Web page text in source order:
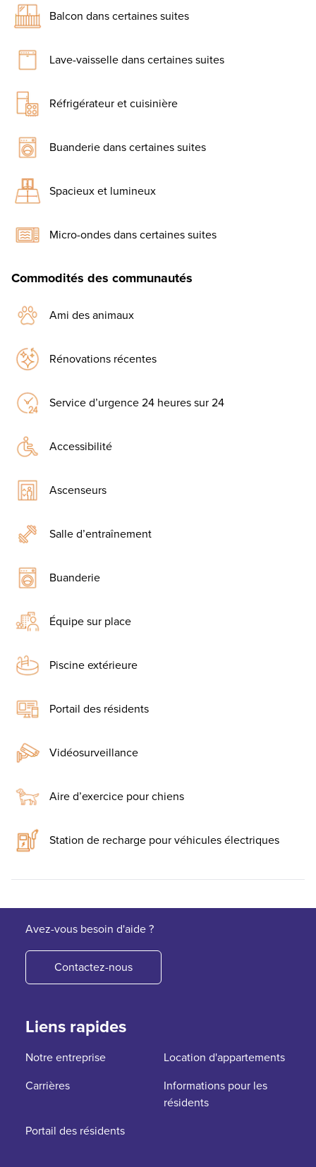
Balcon dans certaines suites
Lave-vaisselle dans certaines suites
Réfrigérateur et cuisinière
Buanderie dans certaines suites
Spacieux et lumineux
Micro-ondes dans certaines suites
Commodités des communautés
Ami des animaux
Rénovations récentes
Service d’urgence 24 heures sur 24
Accessibilité
Ascenseurs
Salle d’entraînement
Buanderie
Équipe sur place
Piscine extérieure
Portail des résidents
Vidéosurveillance
Aire d’exercice pour chiens
Station de recharge pour véhicules électriques
Avez-vous besoin d'aide ?
Contactez-nous
Liens rapides
Notre entreprise
Location d'appartements
Carrières
Informations pour les
résidents
Portail des résidents